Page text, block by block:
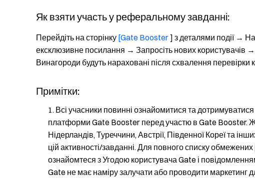
Як взяти участь у реферальному завданні:
Перейдіть на сторінку [Gate Booster] з деталями події →
ексклюзивне посилання → Запросіть нових користувачів
Винагороди будуть нараховані після схвалення перевірки
Примітки:
Всі учасники повинні ознайомитися та
платформи Gate Booster перед участю в Gate Booster.
Нідерландів, Туреччини, Австрії, Південної Кореї та
цій активності/завданні. Для повного списку
ознайомтеся з Угодою користувача Gate і
Gate не має наміру залучати або проводити маркетинг